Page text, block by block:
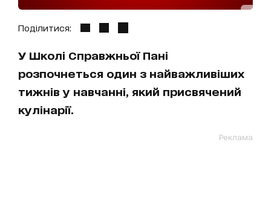
Поділитися:
У Школі Справжньої Пані
розпочнеться один з найважливіших
тижнів у навчанні, який присвячений
кулінарії.
Реклама